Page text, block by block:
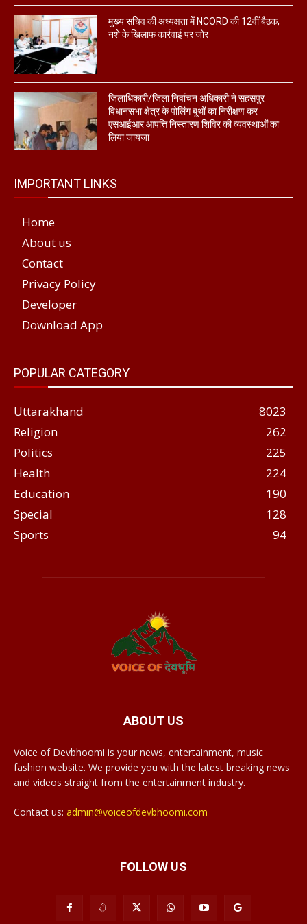
मुख्य सचिव की अध्यक्षता में NCORD की 12वीं बैठक,
नशे के खिलाफ कार्रवाई पर जोर
जिलाधिकारी/जिला निर्वाचन अधिकारी ने सहसपुर
विधानसभा क्षेत्र के पोलिंग बूथों का निरीक्षण कर
एसआईआर आपत्ति निस्तारण शिविर की व्यवस्थाओं का
लिया जायजा
IMPORTANT LINKS
Home
About us
Contact
Privacy Policy
Developer
Download App
POPULAR CATEGORY
Uttarakhand
8023
Religion
262
Politics
225
Health
224
Education
190
Special
128
Sports
94
ABOUT US
Voice of Devbhoomi is your news, entertainment, music
fashion website. We provide you with the latest breaking news
and videos straight from the entertainment industry.
Contact us: admin@voiceofdevbhoomi.com
FOLLOW US